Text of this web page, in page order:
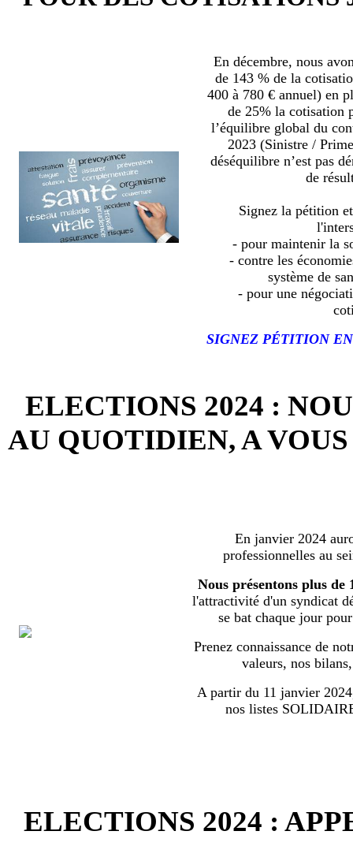
En décembre, nous
de 143 % de la
400 à 780 € annuel) en
de 25% la cotisation
l’équilibre global du
2023 (Sinistre /
déséquilibre n’est pas
de
Signez la pétition
- pour maintenir la
- contre les
système de
- pour une
SIGNEZ PÉTITION
ELECTIONS 2024 :
AU QUOTIDIEN, A
En janvier 2024
professionnelles au
Nous présentons plus de
l'attractivité d'un syndicat
se bat chaque jour
Prenez connaissance de
valeurs, nos
A partir du 11 janvier
nos listes
ELECTIONS 2024 :